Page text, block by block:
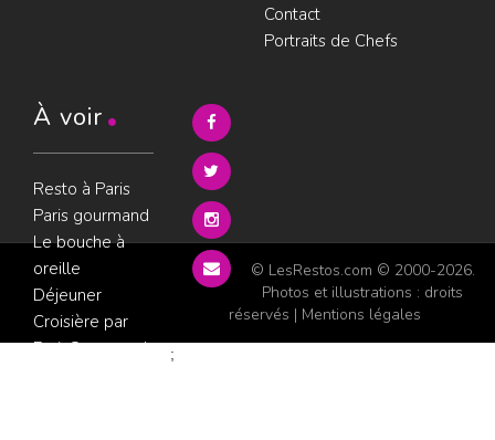
Contact
Portraits de Chefs
À voir
Resto à Paris
Paris gourmand
Le bouche à
oreille
Déjeuner
Croisière par
ParisGourmand
© LesRestos.com © 2000-2026.
Photos et illustrations : droits
réservés | Mentions légales
;